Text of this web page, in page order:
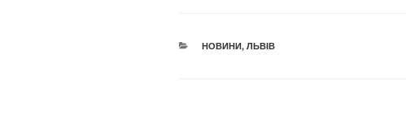
КАТЕГОРІЇ
НОВИНИ, ЛЬВІВ